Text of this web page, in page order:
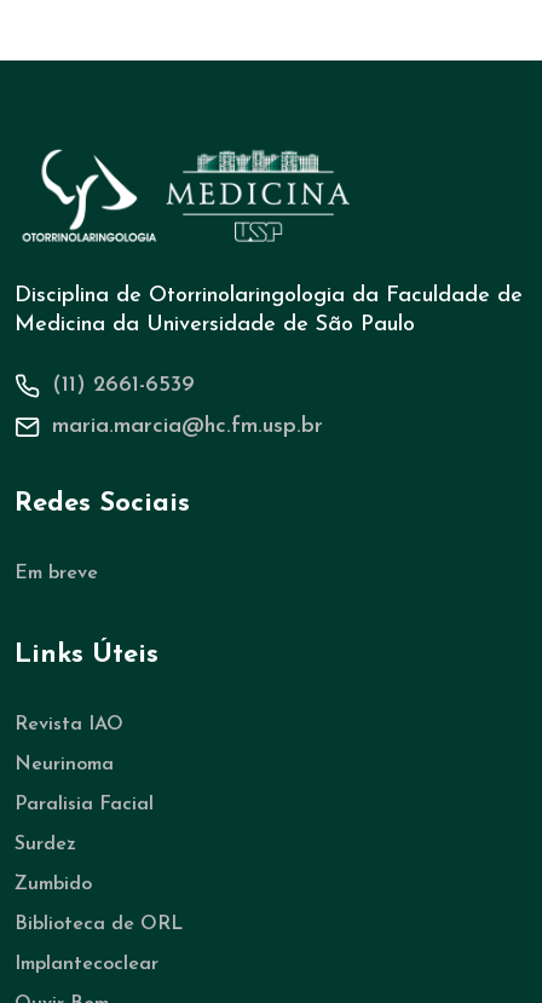
Disciplina de Otorrinolaringologia da Faculdade de
Medicina da Universidade de São Paulo
(11) 2661-6539
maria.marcia@hc.fm.usp.br
Redes Sociais
Em breve
Links Úteis
Revista IAO
Neurinoma
Paralisia Facial
Surdez
Zumbido
Biblioteca de ORL
Implantecoclear